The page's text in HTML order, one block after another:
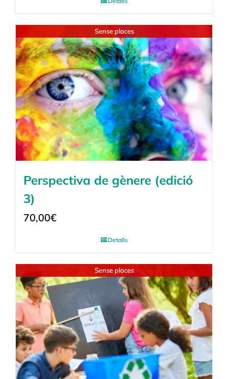
Sense places
Perspectiva de gènere (edició
3)
70,00€
Detalls
Sense places